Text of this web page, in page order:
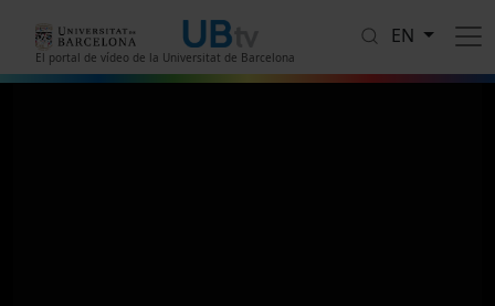
El portal de vídeo de la Universitat de Barcelona
EN